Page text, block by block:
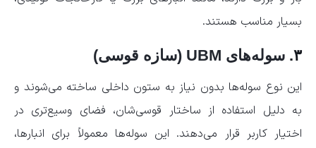
بسیار مناسب هستند.
۳. سوله‌های UBM (سازه قوسی)
این نوع سوله‌ها بدون نیاز به ستون داخلی ساخته می‌شوند و
به دلیل استفاده از ساختار قوسی‌شان، فضای وسیع‌تری در
اختیار کاربر قرار می‌دهند. این سوله‌ها معمولاً برای انبارها،